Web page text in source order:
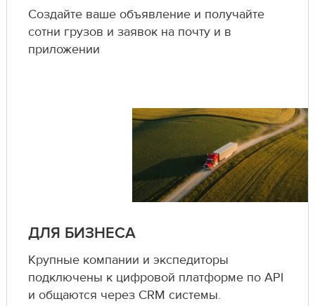
Создайте ваше объявление и получайте
сотни грузов и заявок на почту и в
приложении
ДЛЯ БИЗНЕСА
Крупные компании и экспедиторы
подключены к цифровой платформе по API
и общаются через CRM системы.